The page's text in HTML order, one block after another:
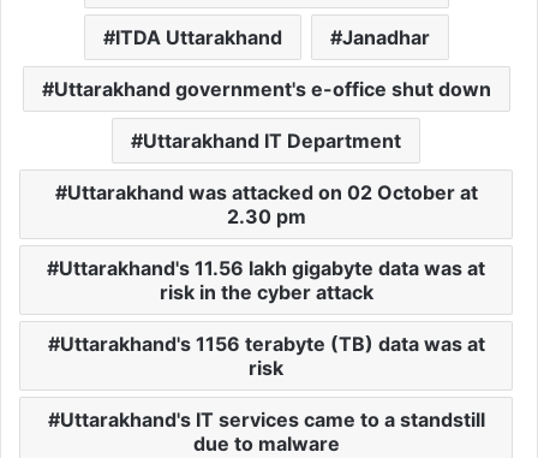
ITDA Uttarakhand Janadhar
Uttarakhand government's e-office shut down
Uttarakhand IT Department
Uttarakhand was attacked on 02 October at
2.30 pm
Uttarakhand's 11.56 lakh gigabyte data was at
risk in the cyber attack
Uttarakhand's 1156 terabyte (TB) data was at
risk
Uttarakhand's IT services came to a standstill
due to malware